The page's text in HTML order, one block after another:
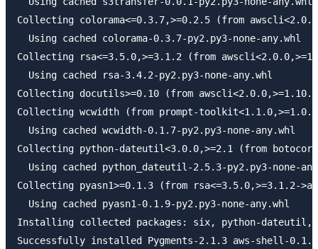
Collecting colorama<=0.3.7,>=0.2.5 (from
  Using cached colorama-0.3.7-py2.py3-none-any.whl
Collecting rsa<=3.5.0,>=3.1.2 (from
  Using cached rsa-3.4.2-py2.py3-none-any.whl
Collecting docutils>=0.10 (from
Collecting wcwidth (from prompt-
  Using cached wcwidth-0.1.7-py2.py3-none-any.whl
Collecting python-dateutil<3.0.0,>=2.1 (from
Using cached python_dateutil-2.5.3-py2.py3-none-
Collecting pyasn1>=0.1.3 (from rsa<=3.5.0,>=3.1.2-
  Using cached pyasn1-0.1.9-py2.py3-none-any.whl
Installing collected packages: six, python-dateutil,